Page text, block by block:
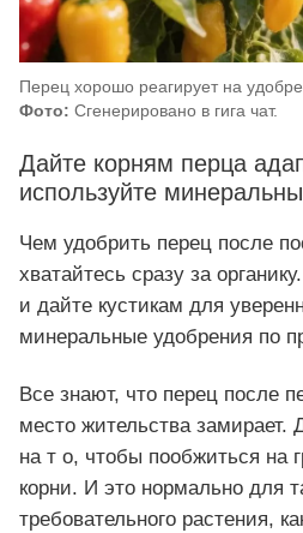
Перец хорошо реагирует на
Фото: Сгенерировано в гига чат.
Дайте корням перца
используйте
Чем удобрить перец после
хватайтесь сразу за
и дайте кустикам для
минеральные удобрения по
Все знают, что перец после
место жительства замирает.
на т о, чтобы пообжиться на
корни. И это нормально для
требовательного растения,